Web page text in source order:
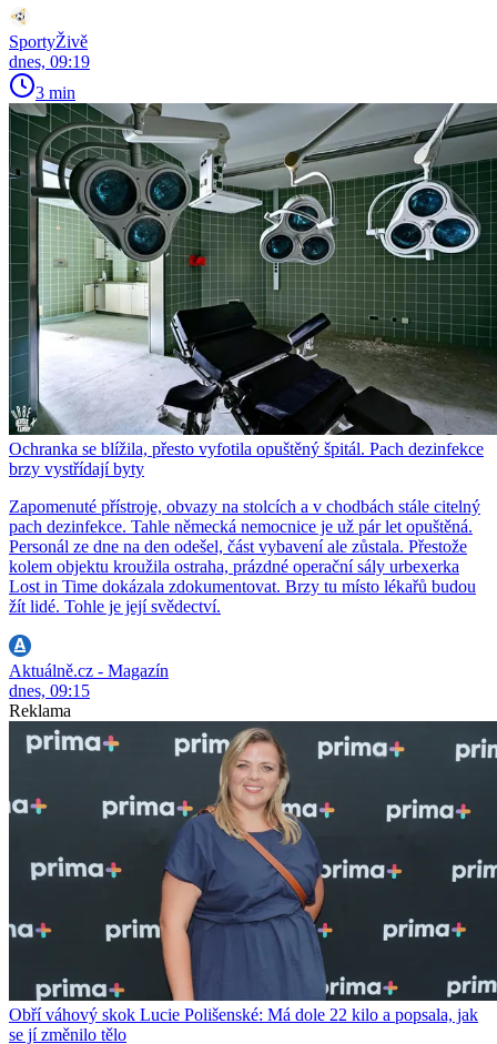
SportyŽivě
dnes, 09:19
3 min
Ochranka se blížila, přesto vyfotila opuštěný špitál. Pach dezinfekce
brzy vystřídají byty
Zapomenuté přístroje, obvazy na stolcích a v chodbách stále citelný
pach dezinfekce. Tahle německá nemocnice je už pár let opuštěná.
Personál ze dne na den odešel, část vybavení ale zůstala. Přestože
kolem objektu kroužila ostraha, prázdné operační sály urbexerka
Lost in Time dokázala zdokumentovat. Brzy tu místo lékařů budou
žít lidé. Tohle je její svědectví.
Aktuálně.cz - Magazín
dnes, 09:15
Reklama
Obří váhový skok Lucie Polišenské: Má dole 22 kilo a popsala, jak
se jí změnilo tělo